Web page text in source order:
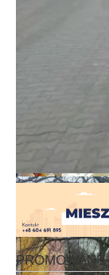
Portal Śremski